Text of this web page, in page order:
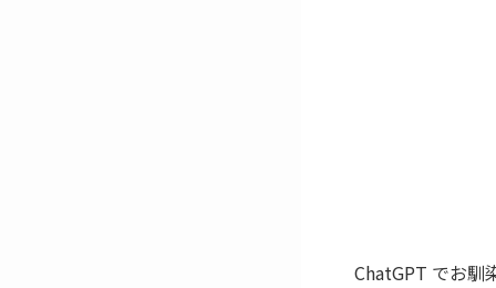
ChatGPT でお馴